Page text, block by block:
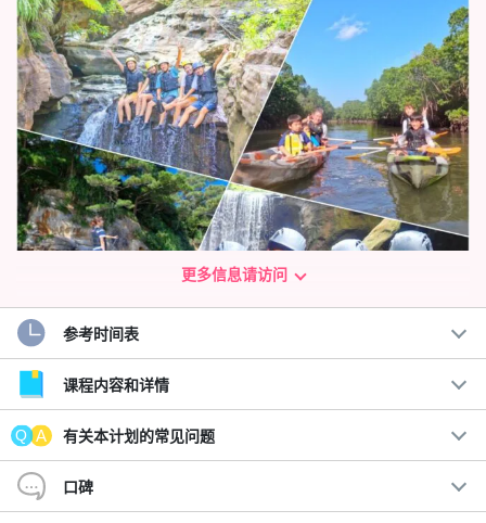
瀑布滑水/划独木舟和峡谷漂流
在世界自然遗产西表岛上的两条河流中嬉戏，感受大量负离子！
这个广受欢迎的计划包括在瀑布前划独木舟/皮划艇，然后进行溪
降。
更多信息请访问
参考时间表
课程内容和详情
有关本计划的常见问题
口碑